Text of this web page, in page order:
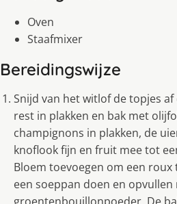
Oven
Staafmixer
Bereidingswijze
Snijd van het witlof de topjes
rest in plakken en bak met
champignons in plakken, de
knoflook fijn en fruit mee tot
Bloem toevoegen om een roux
een soeppan doen en